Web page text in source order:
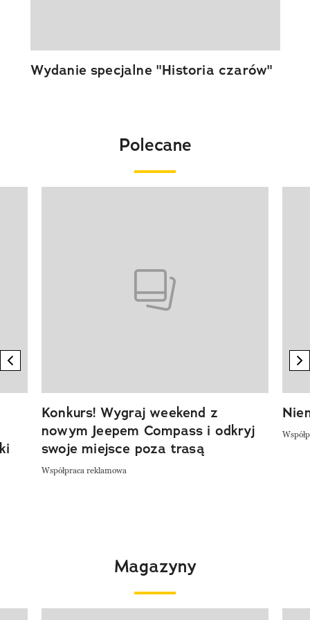
Wydanie specjalne "Historia czarów"
Polecane
previous element
Konkurs! Wygraj weekend z
nowym Jeepem Compass i odkryj
swoje miejsce poza trasą
Współpraca reklamowa
Magazyny